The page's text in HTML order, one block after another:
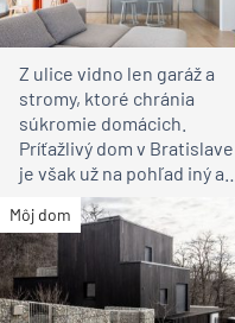
Z ulice vidno len garáž a
stromy, ktoré chránia
súkromie domácich.
Príťažlivý dom v Bratislave
je však už na pohľad iný ako
susedia
Môj dom